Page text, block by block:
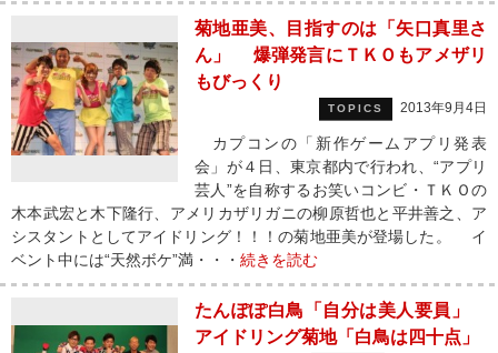
菊地亜美、目指すのは「矢口真里さ
ん」 爆弾発言にＴＫＯもアメザリ
もびっくり
TOPICS 2013年9月4日
カプコンの「新作ゲームアプリ発表
会」が４日、東京都内で行われ、“アプリ
芸人”を自称するお笑いコンビ・ＴＫＯの
木本武宏と木下隆行、アメリカザリガニの柳原哲也と平井善之、ア
シスタントとしてアイドリング！！！の菊地亜美が登場した。 イ
ベント中には“天然ボケ”満・・・ 続きを読む
たんぽぽ白鳥「自分は美人要員」
アイドリング菊地「白鳥は四十点」